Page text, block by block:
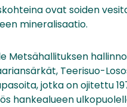
ovat soiden
mineralisaatio.
Teerisuo-
jotka on ojitettu
hankealueen